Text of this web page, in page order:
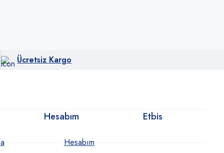
Ücretsiz Kargo
Hesabım
Hesabım
Etbis